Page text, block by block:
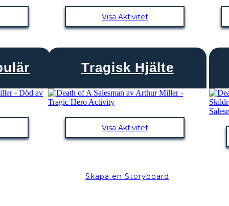
Visa Aktivitet
Tragisk Hjälte
Visa Aktivitet
Skapa en Storyboard